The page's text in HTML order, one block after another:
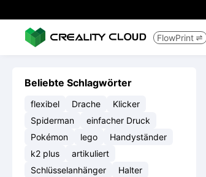
FlowPrint 
Beliebte Schlagwörter
flexibel Drache
Klicker
Spiderman
einfacher Druck
Pokémon
lego
Handyständer
k2 plus
artikuliert
Schlüsselanhänger
Halter